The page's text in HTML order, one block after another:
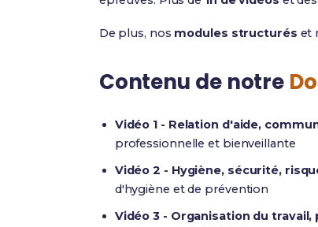
De plus, nos modules structurés et
Contenu de notre
Vidéo 1 - Relation d'aide,
professionnelle et bienveillante
Vidéo 2 - Hygiène, sécurité,
d'hygiène et de prévention
Vidéo 3 - Organisation du